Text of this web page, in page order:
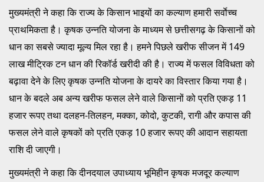
मुख्यमंत्री ने कहा कि राज्य के किसान भाइयों का कल्याण हमारी सर्वाेच्च
प्राथमिकता है। कृषक उन्नति योजना के माध्यम से छत्तीसगढ़ के किसानों को
धान का सबसे ज्यादा मूल्य मिल रहा है। हमने पिछले खरीफ सीजन में 149
लाख मीट्रिक टन धान की रिकॉर्ड खरीदी की है। राज्य में फसल विविधता को
बढ़ावा देने के लिए कृषक उन्नति योजना के दायरे का विस्तार किया गया है।
धान के बदले अब अन्य खरीफ फसल लेने वाले किसानों को प्रति एकड़ 11
हजार रूपए तथा दलहन-तिलहन, मक्का, कोदो, कुटकी, रागी और कपास की
फसल लेने वाले कृषकों को प्रति एकड़ 10 हजार रूपए की आदान सहायता
राशि दी जाएगी।
मुख्यमंत्री ने कहा कि दीनदयाल उपाध्याय भूमिहीन कृषक मजदूर कल्याण